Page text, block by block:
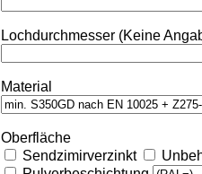
Lochdurchmesser (Keine
Material
Oberfläche
Sendzimirverzinkt